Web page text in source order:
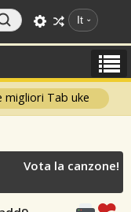
It
migliori Tab uke
Vota la canzone!